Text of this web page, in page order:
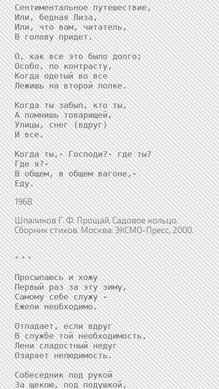
Сентиментальное путешествие,
Или, бедная Лиза,
Или, что вам, читатель,
В голову придет.
О, как все это было долго;
Особо, по контрасту,
Когда одетый во все
Лежишь на второй полке.
Когда ты забыл, кто ты,
А помнишь товарищей,
Улицы, снег (вдруг)
И все.
Когда ты,- Господи?- где ты?
Где я?-
В общем, в общем вагоне,-
1968
Шпаликов Г. Ф. Прощай, Садовое кольцо.
Сборник стихов. Москва: ЭКСМО-Пресс, 2000.
* * *
Просыпаюсь и хожу
Первый раз за эту зиму,
Самому себе служу -
Ежели необходимо.
Отпадает, если вдруг
В службе той необходимость,
Лени сладостный недуг
Озаряет нелюдимость.
Собеседник под рукой
За щекою, под подушкой,